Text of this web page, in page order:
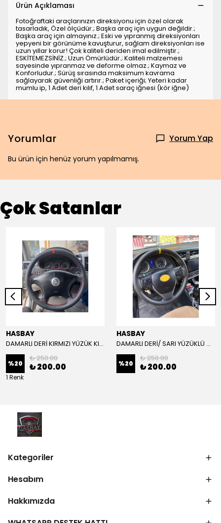
Ürün Açıklaması
Fotoğraftaki araçlarınızın direksiyonu için özel olarak
tasarladık, Özel ölçüdür.; Başka araç için uygun değildir.;
Başka araç için almayınız.; Eski ve yıpranmış direksiyonları
yepyeni bir görünüme kavuşturur, sağlam direksiyonları ise
uzun yıllar korur! Çok kaliteli deriden imal edilmiştir.;
ESKİTEMEZSİNİZ.; Uzun Ömürlüdür.; Kaliteli malzemesi
sayesinde yıpranmaz ve deforme olmaz.; Kaymaz ve
Konforludur.; Sürüş sırasında maksimum kavrama
sağlayarak güvenliği artırır.; Paket içeriği; Yeteri kadar
mumlu ip, 1 Adet deri kılıf, 1 Adet saraç iğnesi (kör iğne)
Yorumlar Yorum Yap
Bu ürün için henüz yorum yapılmamış.
Çok Satanlar
HASBAY
DAMARLI DERİ KIRMIZI YÜZÜK KIRMIZI DİKİŞLİ VW CRAFTER İÇİN İP İĞNE DAHİL
%20
₺ 250.00
₺ 200.00
1 Renk
HASBAY
DAMARLI DERİ/ SARI YÜZÜKLÜ MODEL/SARI DİKİŞLİ/HIZLI KARGO
%20
₺ 250.00
₺ 200.00
Kategoriler
Hesabım
Hakkımızda